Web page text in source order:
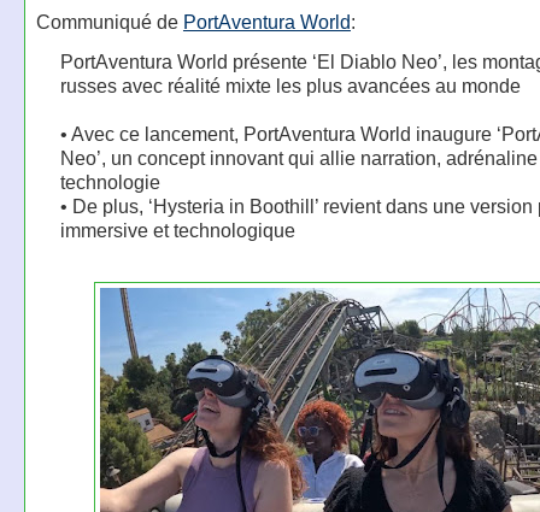
Communiqué de PortAventura World:
PortAventura World présente ‘El Diablo Neo’, les
russes avec réalité mixte les plus avancées au monde
• Avec ce lancement, PortAventura World inaugure
Neo’, un concept innovant qui allie narration,
technologie
• De plus, ‘Hysteria in Boothill’ revient dans une version
immersive et technologique